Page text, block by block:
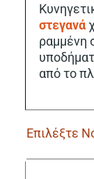
στεγανά
ραμμένη
από το